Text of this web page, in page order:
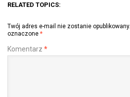
RELATED TOPICS:
Twój adres e-mail nie zostanie opublikowany.
oznaczone *
Komentarz *